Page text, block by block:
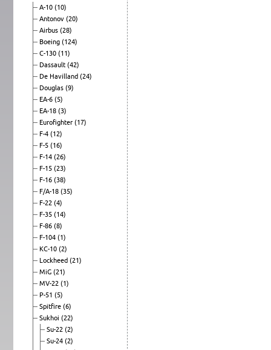
A-10 (10)
Antonov (20)
Airbus (28)
Boeing (124)
C-130 (11)
Dassault (42)
De Havilland (24)
Douglas (9)
EA-6 (5)
EA-18 (3)
Eurofighter (17)
F-4 (12)
F-5 (16)
F-14 (26)
F-15 (23)
F-16 (38)
F/A-18 (35)
F-22 (4)
F-35 (14)
F-86 (8)
F-104 (1)
KC-10 (2)
Lockheed (21)
MiG (21)
MV-22 (1)
P-51 (5)
Spitfire (6)
Sukhoi (22)
Su-22 (2)
Su-24 (2)